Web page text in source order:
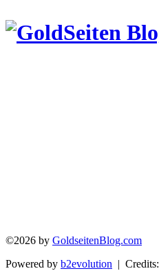
©2026 by GoldseitenBlog.com
Powered by b2evolution | Credits: